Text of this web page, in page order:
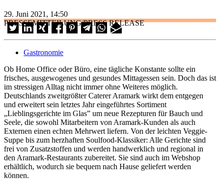
29. Juni 2021, 14:50
PRESSEMITTEILUNG/PRESS RELEASE
Gastronomie
Ob Home Office oder Büro, eine tägliche Konstante sollte ein
frisches, ausgewogenes und gesundes Mittagessen sein. Doch das ist
im stressigen Alltag nicht immer ohne Weiteres möglich.
Deutschlands zweitgrößter Caterer Aramark wirkt dem entgegen
und erweitert sein letztes Jahr eingeführtes Sortiment
„Lieblingsgerichte im Glas” um neue Rezepturen für Bauch und
Seele, die sowohl Mitarbeitern von Aramark-Kunden als auch
Externen einen echten Mehrwert liefern. Von der leichten Veggie-
Suppe bis zum herzhaften Soulfood-Klassiker: Alle Gerichte sind
frei von Zusatzstoffen und werden handwerklich und regional in
den Aramark-Restaurants zubereitet. Sie sind auch im Webshop
erhältlich, wodurch sie bequem nach Hause geliefert werden
können.